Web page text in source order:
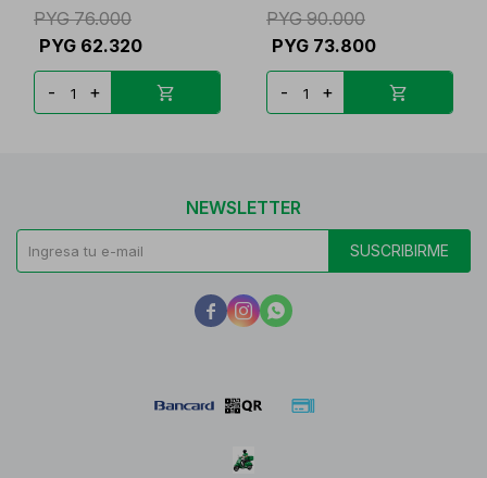
PYG 76.000
PYG 62.320
- +
PYG 90.000
PYG 73.800
- +
NEWSLETTER
SUSCRIBIRME
  